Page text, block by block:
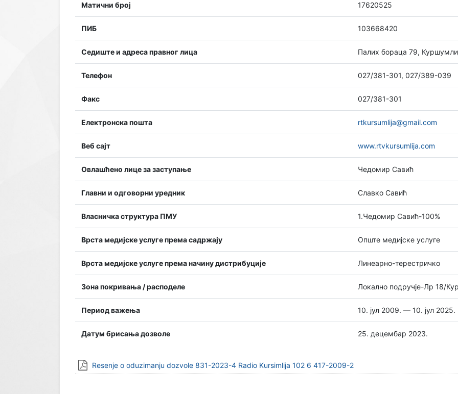
Матични број 17620525
ПИБ 103668420
Седиште и адреса правног лица Палих бораца 79,
Телефон 027/381-301, 027/389-039
Факс 027/381-301
Електронска пошта rtkursumlija@gmail.com
Веб сајт www.rtvkursumlija.com
Овлашћено лице за заступање Чедомир Савић
Главни и одговорни уредник Славко Савић
Власничка структура ПМУ 1.Чедомир Савић-100%
Врста медијске услуге према садржају Опште медијске услуге
Врста медијске услуге према начину дистрибуције Линеарно-терестричко
Зона покривања / расподеле Локално подручје-Лр 18/
Период важења 10. јул 2009. — 10. јул 2025.
Датум брисања дозволе 25. децембар 2023.
Resenje o oduzimanju dozvole 831-2023-4 Radio Kursimlija 102 6 417-2009-2